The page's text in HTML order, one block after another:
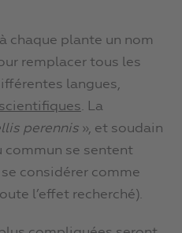
chaque plante un nom
remplacer tous les
langues,
. La
perennis », et soudain
commun se sentent
considérer comme
l’effet recherché).